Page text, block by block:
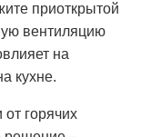
приоткрытой
вентиляцию
на
кухне.
горячих